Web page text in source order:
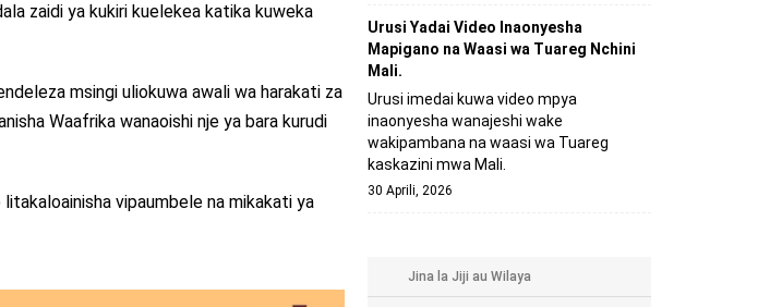
zaidi ya kukiri kuelekea katika kuweka
msingi uliokuwa awali wa harakati za
Waafrika wanaoishi nje ya bara kurudi
vipaumbele na mikakati ya
Urusi Yadai Video Inaonyesha
Mapigano na Waasi wa Tuareg Nchini
Mali.
Urusi imedai kuwa video mpya
inaonyesha wanajeshi wake
wakipambana na waasi wa Tuareg
kaskazini mwa Mali.
30 Aprili, 2026